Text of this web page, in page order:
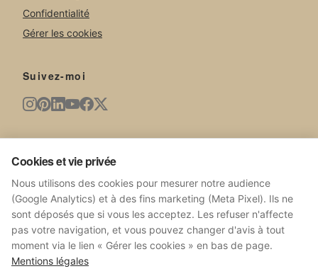
Confidentialité
Gérer les cookies
Suivez-moi
S'ABONNER
Pas de spam. Désabonnez-vous à tout moment.
Cookies et vie privée
Nous utilisons des cookies pour mesurer notre audience
(Google Analytics) et à des fins marketing (Meta Pixel). Ils ne
sont déposés que si vous les acceptez. Les refuser n'affecte
pas votre navigation, et vous pouvez changer d'avis à tout
moment via le lien « Gérer les cookies » en bas de page.
Mentions légales